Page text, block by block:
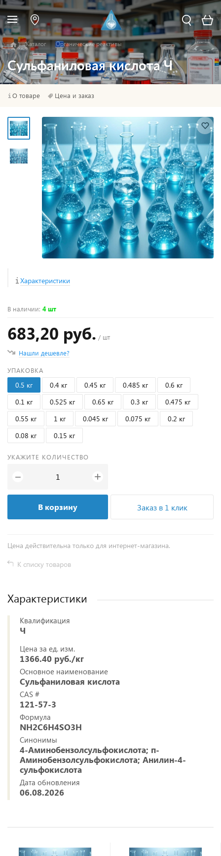
Каталог Органические реактивы
Сульфаниловая кислота Ч
О товаре Цена и заказ
Характеристики
В наличии: 4 шт
683,20 руб. / шт
Нашли дешевле?
УПАКОВКА
0.5 кг 0.4 кг 0.45 кг 0.485 кг
0.6 кг
0.1 кг
0.525 кг 0.65 кг 0.3 кг
0.475 кг
0.55 кг
1 кг 0.045 кг 0.075 кг
0.2 кг
0.08 кг
0.15 кг
УКАЖИТЕ КОЛИЧЕСТВО
− +
В корзину Заказ в 1 клик
Цена действительна только для интернет-магазина.
К списку товаров
Характеристики
Квалификация
Ч
Цена за ед. изм.
1366.40 руб./кг
Основное наименование
Сульфаниловая кислота
CAS #
121-57-3
Формула
NH2C6H4SO3H
Синонимы
4-Аминобензолсульфокислота; п-
Аминобензолсульфокислота; Анилин-4-
сульфокислота
Дата обновления
06.08.2026